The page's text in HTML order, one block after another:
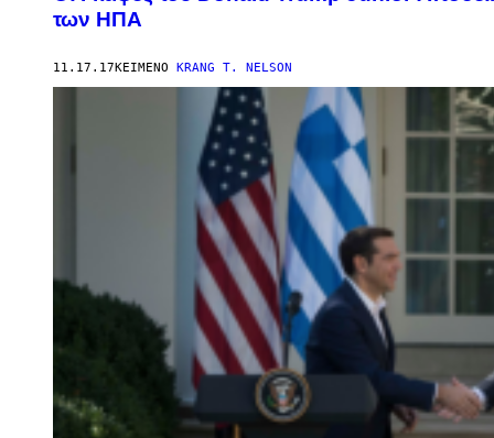
των ΗΠΑ
11.17.17ΚΕΊΜΕΝΟ KRANG T. NELSON